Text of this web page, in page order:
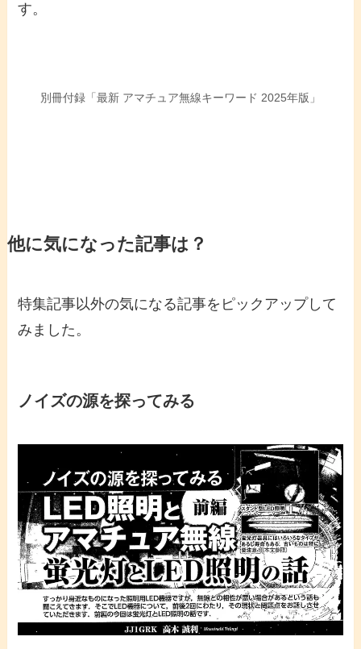
す。
別冊付録「最新 アマチュア無線キーワード 2025年版」
他に気になった記事は？
特集記事以外の気になる記事をピックアップして
みました。
ノイズの源を探ってみる